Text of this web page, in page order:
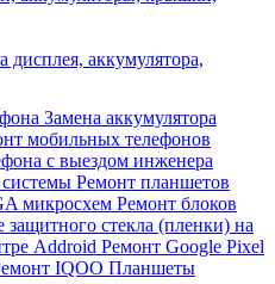
дисплея, аккумулятора,
Замена аккумулятора
мобильных телефонов
с выездом инженера
Ремонт планшетов
микросхем Ремонт блоков
защитного стекла (пленки) на
Addroid Ремонт Google Pixel
IQOO Планшеты